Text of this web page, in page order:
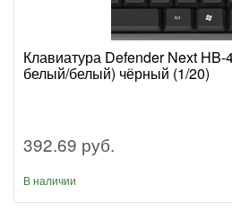
Клавиатура Defender Next HB-
белый/белый) чёрный (1/20)
392.69 руб.
В наличии